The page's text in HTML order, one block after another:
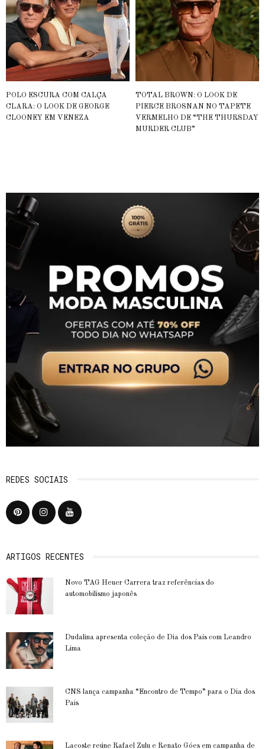
POLO ESCURA COM CALÇA
CLARA: O LOOK DE GEORGE
CLOONEY EM VENEZA
TOTAL BROWN: O LOOK DE
PIERCE BROSNAN NO TAPETE
VERMELHO DE “THE THURSDAY
MURDER CLUB”
REDES SOCIAIS
ARTIGOS RECENTES
Novo TAG Heuer Carrera traz referências do
automobilismo japonês
Dudalina apresenta coleção de Dia dos Pais com Leandro
Lima
CNS lança campanha “Encontro de Tempo” para o Dia dos
Pais
Lacoste reúne Rafael Zulu e Renato Góes em campanha de